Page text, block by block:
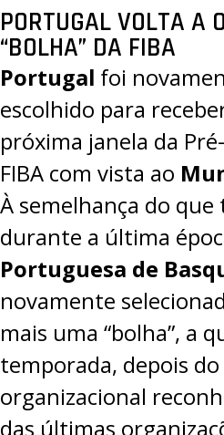
PORTUGAL VOLTA A
“BOLHA” DA FIBA
Portugal foi
escolhido para
próxima janela da
FIBA com vista ao
À semelhança do
durante a última
Portuguesa de
novamente
mais uma “bolha”, a
temporada, depois do
organizacional
das últimas